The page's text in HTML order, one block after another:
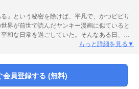
』という秘密を除けば、平凡で、かつビビり
界が前世で読んだヤンキー漫画に似ていると
和な日常を過ごしていた。そんなある日、帰
れた挙句、最強のチーム『Zoo』の総長に気
。漫画内の告知等は過去のものとなりますの
もっと詳細を見る▼
会員登録する (無料)